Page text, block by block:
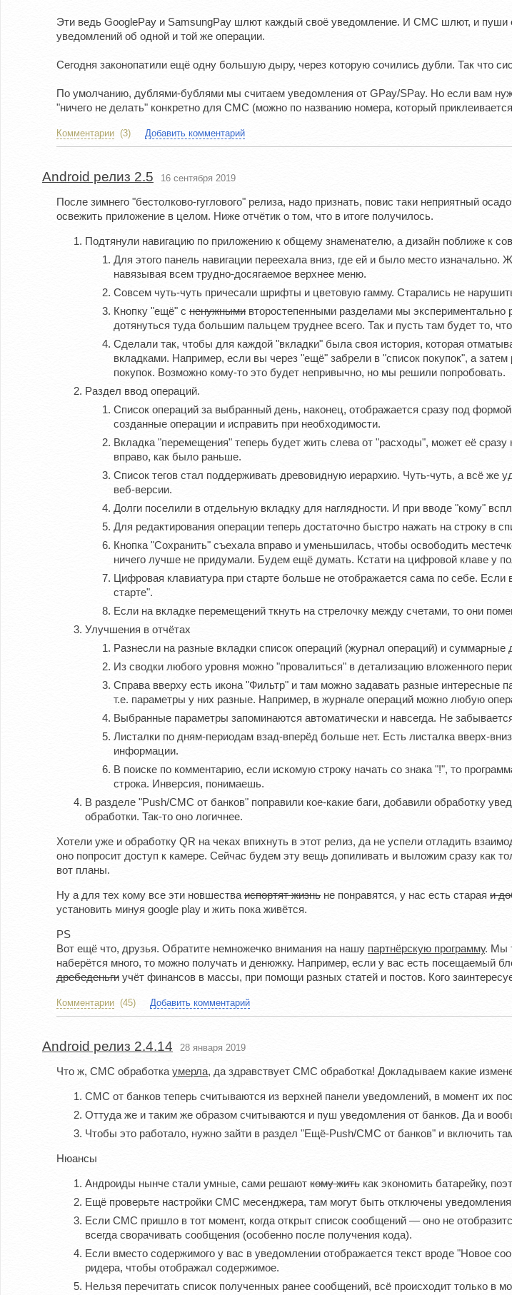
Эти ведь GooglePay и SamsungPay шлют каждый своё уведомление. И СМС шлют, и пуши
уведомлений об одной и той же операции.
Сегодня законопатили ещё одну большую дыру, через которую сочились дубли. Так что
По умолчанию, дублями-бублями мы считаем уведомления от GPay/SPay. Но если вам
"ничего не делать" конкретно для СМС (можно по названию номера, который
Комментарии (3) Добавить комментарий
Android релиз 2.5 16 сентября 2019
После зимнего "бестолково-гуглового" релиза, надо признать, повис таки неприятный
освежить приложение в целом. Ниже отчётик о том, что в итоге получилось.
Подтянули навигацию по приложению к общему знаменателю, а дизайн поближе к
Для этого панель навигации переехала вниз, где ей и было место
навязывая всем трудно-досягаемое верхнее меню.
Совсем чуть-чуть причесали шрифты и цветовую гамму. Старались не
Кнопку "ещё" с ненужными второстепенными разделами мы
дотянуться туда большим пальцем труднее всего. Так и пусть там будет то,
Сделали так, чтобы для каждой "вкладки" была своя история, которая
вкладками. Например, если вы через "ещё" забрели в "список покупок", а
покупок. Возможно кому-то это будет непривычно, но мы решили попробовать.
Раздел ввод операций.
Список операций за выбранный день, наконец, отображается сразу под
созданные операции и исправить при необходимости.
Вкладка "перемещения" теперь будет жить слева от "расходы", может её сразу
вправо, как было раньше.
Список тегов стал поддерживать древовидную иерархию. Чуть-чуть, а всё же
веб-версии.
Долги поселили в отдельную вкладку для наглядности. И при вводе "кому"
Для редактирования операции теперь достаточно быстро нажать на строку в
Кнопка "Сохранить" съехала вправо и уменьшилась, чтобы освободить
ничего лучше не придумали. Будем ещё думать. Кстати на цифровой клаве у
Цифровая клавиатура при старте больше не отображается сама по себе.
старте".
Если на вкладке перемещений ткнуть на стрелочку между счетами, то они
Улучшения в отчётах
Разнесли на разные вкладки список операций (журнал операций) и
Из сводки любого уровня можно "провалиться" в детализацию вложенного
Справа вверху есть икона "Фильтр" и там можно задавать разные
т.е. параметры у них разные. Например, в журнале операций можно любую
Выбранные параметры запоминаются автоматически и навсегда. Не
Листалки по дням-периодам взад-вперёд больше нет. Есть листалка вверх-
информации.
В поиске по комментарию, если искомую строку начать со знака "!", то
строка. Инверсия, понимаешь.
В разделе "Push/СМС от банков" поправили кое-какие баги, добавили обработку
обработки. Так-то оно логичнее.
Хотели уже и обработку QR на чеках впихнуть в этот релиз, да не успели отладить
оно попросит доступ к камере. Сейчас будем эту вещь допиливать и выложим сразу как
вот планы.
Ну а для тех кому все эти новшества испортят жизнь не понравятся, у нас есть старая и
установить минуя google play и жить пока живётся.
PS
Вот ещё что, друзья. Обратите немножечко внимания на нашу партнёрскую программу. Мы
наберётся много, то можно получать и денюжку. Например, если у вас есть посещаемый
дребеденьги учёт финансов в массы, при помощи разных статей и постов. Кого
Комментарии (45) Добавить комментарий
Android релиз 2.4.14 28 января 2019
Что ж, СМС обработка умерла, да здравствует СМС обработка! Докладываем какие
СМС от банков теперь считываются из верхней панели уведомлений, в момент их
Оттуда же и таким же образом считываются и пуш уведомления от банков. Да и
Чтобы это работало, нужно зайти в раздел "Ещё-Push/СМС от банков" и включить
Нюансы
Андроиды нынче стали умные, сами решают кому жить как экономить батарейку,
Ещё проверьте настройки СМС месенджера, там могут быть отключены
Если СМС пришло в тот момент, когда открыт список сообщений — оно не
всегда сворачивать сообщения (особенно после получения кода).
Если вместо содержимого у вас в уведомлении отображается текст вроде "Новое
ридера, чтобы отображал содержимое.
Нельзя перечитать список полученных ранее сообщений, всё происходит только в